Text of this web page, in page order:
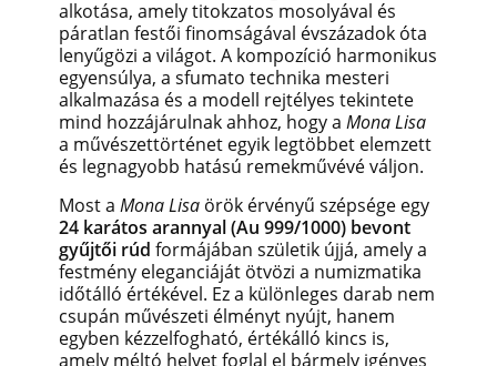
alkotása, amely titokzatos mosolyával és
páratlan festői finomságával évszázadok óta
lenyűgözi a világot. A kompozíció harmonikus
egyensúlya, a sfumato technika mesteri
alkalmazása és a modell rejtélyes tekintete
mind hozzájárulnak ahhoz, hogy a Mona Lisa
a művészettörténet egyik legtöbbet elemzett
és legnagyobb hatású remekművévé váljon.
Most a Mona Lisa örök érvényű szépsége egy
24 karátos arannyal (Au 999/1000) bevont
gyűjtői rúd formájában születik újjá, amely a
festmény eleganciáját ötvözi a numizmatika
időtálló értékével. Ez a különleges darab nem
csupán művészeti élményt nyújt, hanem
egyben kézzelfogható, értékálló kincs is,
amely méltó helyet foglal el bármely igényes